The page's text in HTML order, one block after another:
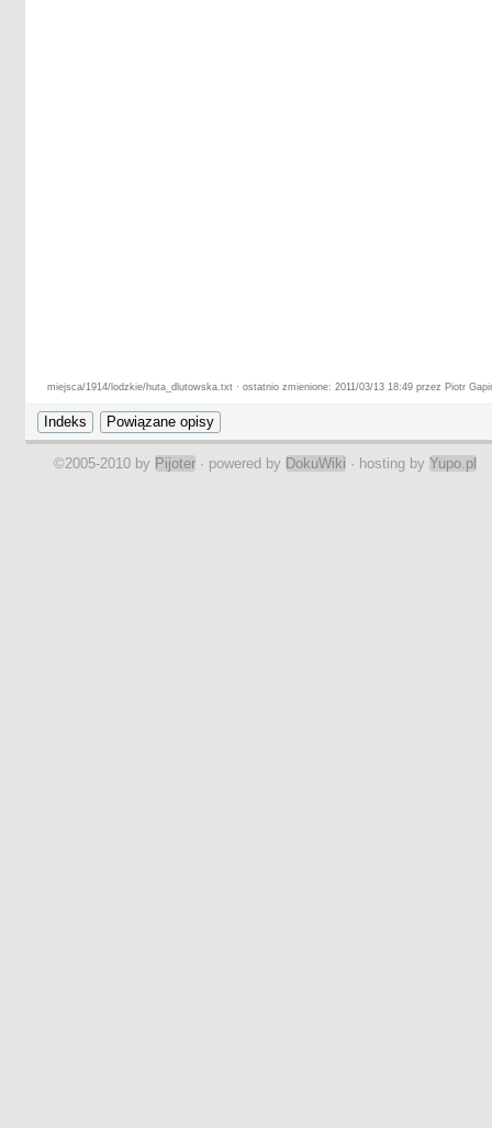
miejsca/1914/lodzkie/huta_dlutowska.txt · ostatnio zmienione: 2011/03/13 18:49 przez Piotr
©2005-2010 by Pijoter · powered by DokuWiki · hosting by Yupo.pl